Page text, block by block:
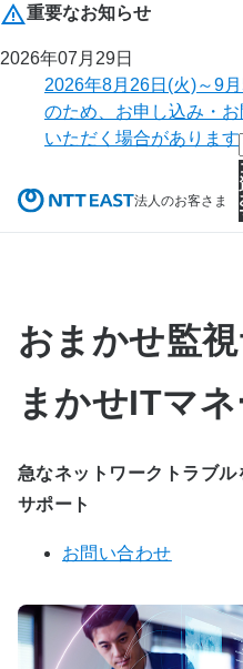
重要なお知らせ
2026年07月29日
2026年8月26日(火)～9
のため、お申し込み・
いただく場合がありま
法人のお客さま
おまかせ監
まかせITマネ
急なネットワークトラブ
サポート
お問い合わせ